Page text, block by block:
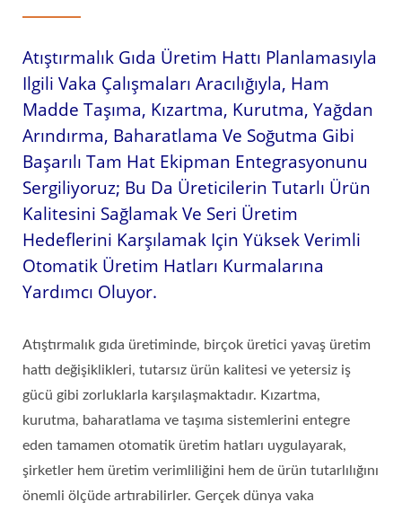
Atıştırmalık Gıda Üretim Hattı Planlamasıyla
Ilgili Vaka Çalışmaları Aracılığıyla, Ham
Madde Taşıma, Kızartma, Kurutma, Yağdan
Arındırma, Baharatlama Ve Soğutma Gibi
Başarılı Tam Hat Ekipman Entegrasyonunu
Sergiliyoruz; Bu Da Üreticilerin Tutarlı Ürün
Kalitesini Sağlamak Ve Seri Üretim
Hedeflerini Karşılamak Için Yüksek Verimli
Otomatik Üretim Hatları Kurmalarına
Yardımcı Oluyor.
Atıştırmalık gıda üretiminde, birçok üretici yavaş üretim
hattı değişiklikleri, tutarsız ürün kalitesi ve yetersiz iş
gücü gibi zorluklarla karşılaşmaktadır. Kızartma,
kurutma, baharatlama ve taşıma sistemlerini entegre
eden tamamen otomatik üretim hatları uygulayarak,
şirketler hem üretim verimliliğini hem de ürün tutarlılığını
önemli ölçüde artırabilirler. Gerçek dünya vaka